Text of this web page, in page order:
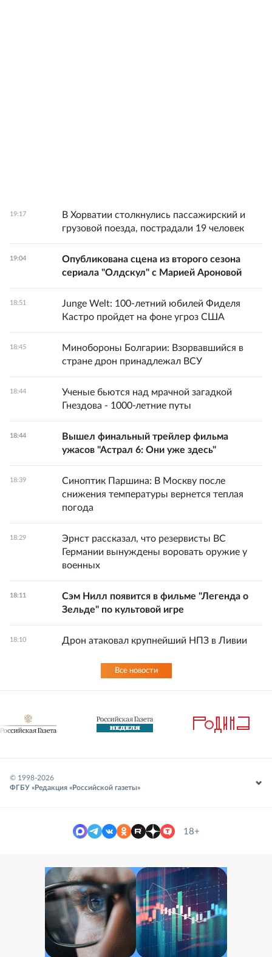
19:17
В Хорватии столкнулись пассажирский и
грузовой поезда, пострадали 19 человек
19:04
Опубликована сцена из второго сезона
сериала "Олдскул" с Марией Ароновой
18:51
Junge Welt: 100-летний юбилей Фиделя
Кастро пройдет на фоне угроз США
18:45
Минобороны Болгарии: Взорвавшийся в
стране дрон принадлежал ВСУ
18:44
Ученые бьются над мрачной загадкой
Гнездова - 1000-летние путы
18:44
Вышел финальный трейлер фильма
ужасов "Астрал 6: Они уже здесь"
18:39
Синоптик Паршина: В Москву после
снижения температуры вернется теплая
погода
18:29
Эрнст рассказал, что резервисты ВС
Германии вынуждены воровать оружие у
военных
18:11
Сэм Нилл появится в фильме "Легенда о
Зельде" по культовой игре
18:10 Дрон атаковал крупнейший НПЗ в Ливии
Все новости
© 1998-2026
ФГБУ «Редакция «Российской газеты»
18+